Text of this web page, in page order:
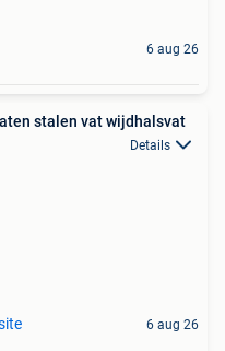
6 aug 26
stalen vat wijdhalsvat
Details
6 aug 26